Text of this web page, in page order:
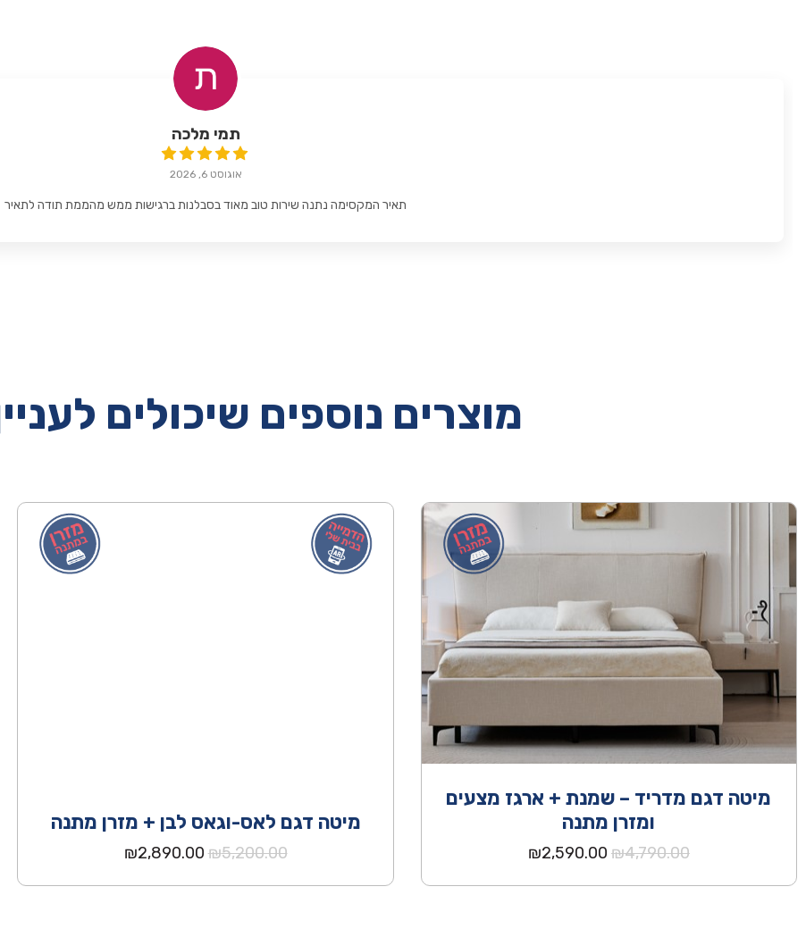
תמי מלכה
אוגוסט 6, 2026
תאיר המקסימה נתנה שירות טוב מאוד בסבלנות ברגישות ממש מהממת תודה לתאיר
מוצרים נוספים שיכולים
מיטה דגם מדריד – שמנת + ארגז מצעים
ומזרן מתנה
₪4,790.00
המחיר
היה:
₪2,590.00
הוא:
מיטה דגם לאס-וגאס לבן + מזרן מתנה
₪5,200.00
המחיר
היה:
₪2,890.00
הוא: